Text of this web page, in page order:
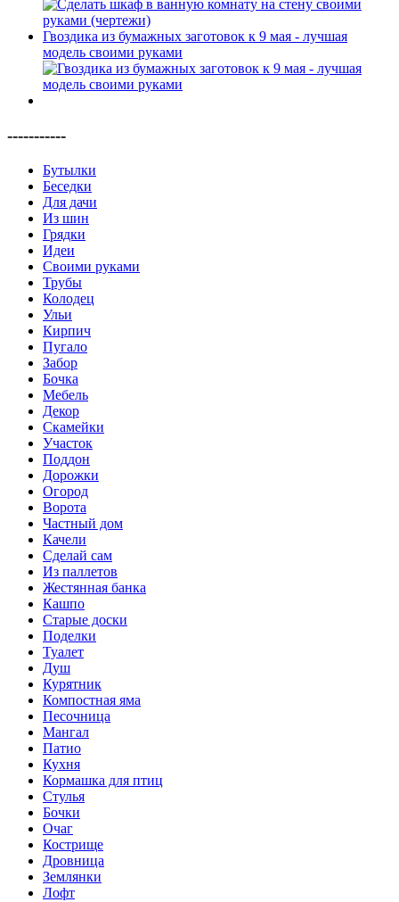
Гвоздика из бумажных заготовок к 9 мая - лучшая
модель своими руками
-----------
Бутылки
Беседки
Для дачи
Из шин
Грядки
Идеи
Своими руками
Трубы
Колодец
Ульи
Кирпич
Пугало
Забор
Бочка
Мебель
Декор
Скамейки
Участок
Поддон
Дорожки
Огород
Ворота
Частный дом
Качели
Сделай сам
Из паллетов
Жестянная банка
Кашпо
Старые доски
Поделки
Туалет
Душ
Курятник
Компостная яма
Песочница
Мангал
Патио
Кухня
Кормашка для птиц
Стулья
Бочки
Очаг
Кострище
Дровница
Землянки
Лофт